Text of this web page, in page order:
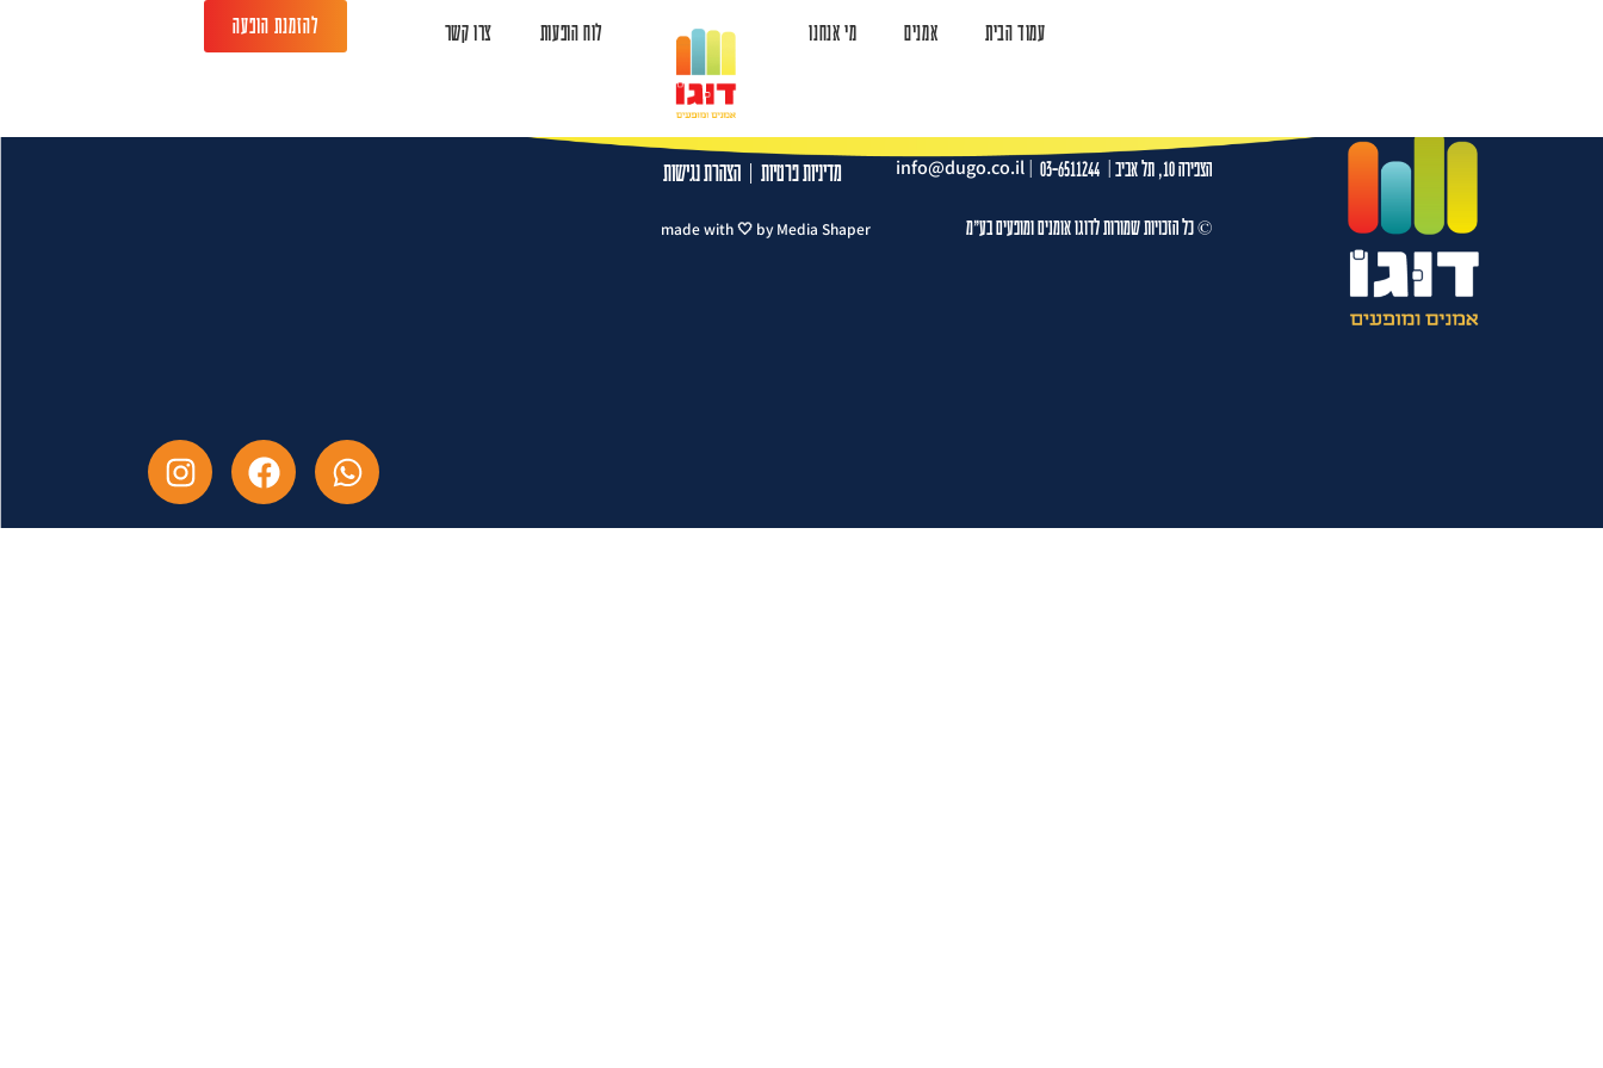
עמוד הבית אמנים מי אנחנו לוח הופעות צרו קשר להזמנת הופעה
לוח הופעות
הצפירה 10, תל אביב |
03-6511244
|
info@dugo.co.il מדיניות פרטיות| הצהרת נגישות
© כל הזכויות שמורות לדוגו אומנים ומופעים בע"מ made with 🤍 by Media Shaper